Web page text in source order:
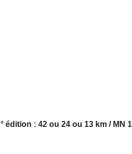
: 42 ou 24 ou 13 km / MN